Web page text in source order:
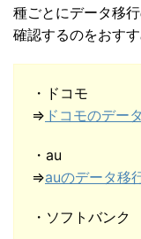
種ごとにデータ移
確認するのをおすす
・ドコモ
⇒ ドコモのデー
・au
⇒auのデータ移
・ソフトバンク